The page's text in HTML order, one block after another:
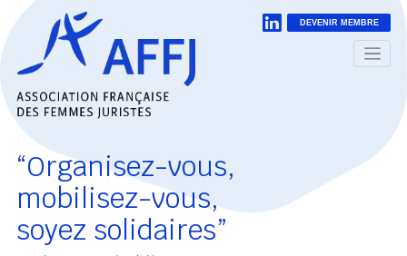
DEVENIR MEMBRE
“Organisez-vous,
mobilisez-vous,
soyez solidaires”